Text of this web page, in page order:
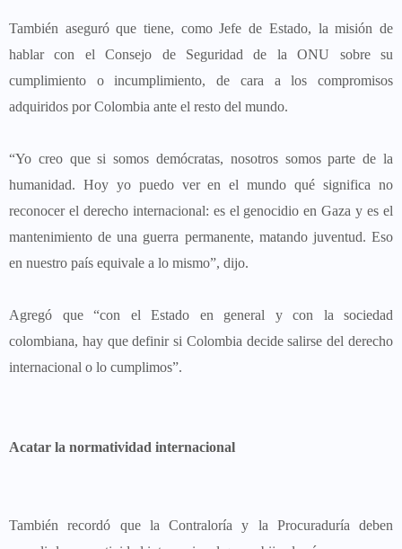
También aseguró que tiene, como Jefe de Estado, la misión de
hablar con el Consejo de Seguridad de la ONU sobre su
cumplimiento o incumplimiento, de cara a los compromisos
adquiridos por Colombia ante el resto del mundo.
“Yo creo que si somos demócratas, nosotros somos parte de la
humanidad. Hoy yo puedo ver en el mundo qué significa no
reconocer el derecho internacional: es el genocidio en Gaza y es el
mantenimiento de una guerra permanente, matando juventud. Eso
en nuestro país equivale a lo mismo”, dijo.
Agregó que “con el Estado en general y con la sociedad
colombiana, hay que definir si Colombia decide salirse del derecho
internacional o lo cumplimos”.
Acatar la normatividad internacional
También recordó que la Contraloría y la Procuraduría deben